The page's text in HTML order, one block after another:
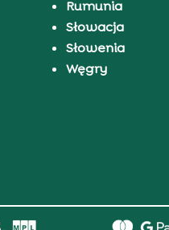
Rumunia
Słowacja
Słowenia
Węgry